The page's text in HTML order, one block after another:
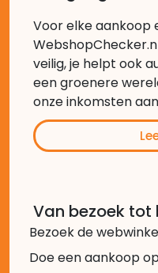
Voor elke aankoop
veilig, je helpt ook
een groenere
onze inkomsten
Van bezoek tot
Bezoek de
Doe een aankoop